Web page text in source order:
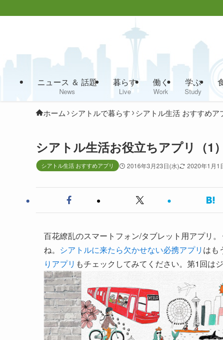
ニュース ＆ 話題
News
暮らす
Live
働く
Work
学ぶ
Study
ホーム シアトルで暮らす シアトル生活 おすすめア
シアトル生活お役立ちアプリ（1
シアトル生活 おすすめアプリ 2016年3月23日(水) 2020年1月1
百花繚乱のスマートフォン/タブレット用アプリ
ね。 シアトルに来たら欠かせない必携アプリ はも
りアプリ もチェックしてみてください。第1回は